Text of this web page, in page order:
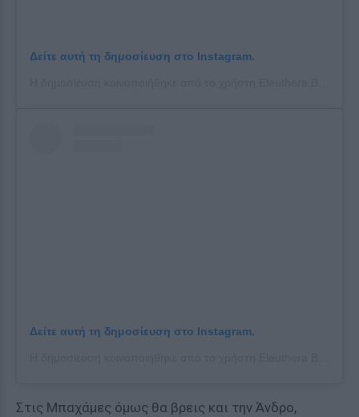
Δείτε αυτή τη δημοσίευση στο Instagram.
Δείτε αυτή τη δημοσίευση στο Instagram.
Στις Μπαχάμες όμως θα βρεις και την Άνδρο,